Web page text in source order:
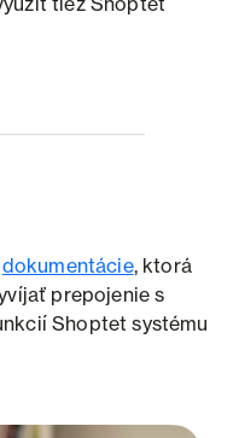
dokumentácie, ktorá
prepojenie s
Shoptet systému